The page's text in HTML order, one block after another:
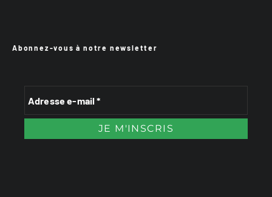
Abonnez-vous à notre newsletter